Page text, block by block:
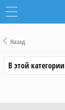
Назад
В этой